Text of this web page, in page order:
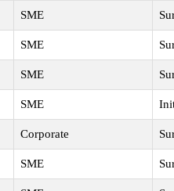
SME
SME
SME
SME
Corporate
SME